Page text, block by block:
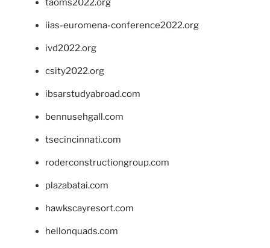
taoms2022.org
iias-euromena-conference2022.org
ivd2022.org
csity2022.org
ibsarstudyabroad.com
bennusehgall.com
tsecincinnati.com
roderconstructiongroup.com
plazabatai.com
hawkscayresort.com
hellonquads.com